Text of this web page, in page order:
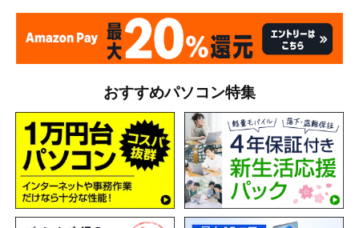
おすすめパソコン特集